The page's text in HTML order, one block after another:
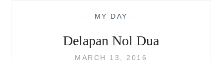
— MY DAY —
Delapan Nol Dua
MARCH 13, 2016